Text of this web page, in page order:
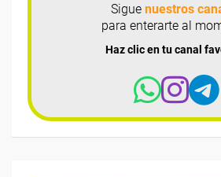
Sigue nuestros
para enterarte al
Haz clic en tu canal